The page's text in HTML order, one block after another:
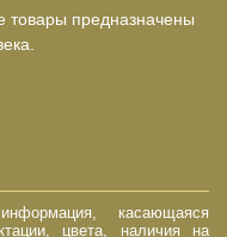
товары предназначены
касающаяся
цвета, наличия на